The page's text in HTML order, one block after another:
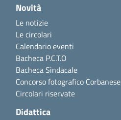
Novità
Le notizie
Le circolari
Calendario eventi
Bacheca P.C.T.O
Bacheca Sindacale
Concorso fotografico Corbanese
Circolari riservate
Didattica